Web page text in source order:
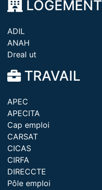
LOGEMENT
ADIL
ANAH
Dreal ut
TRAVAIL
APEC
APECITA
Cap emploi
CARSAT
CICAS
CIRFA
DIRECCTE
Pôle emploi